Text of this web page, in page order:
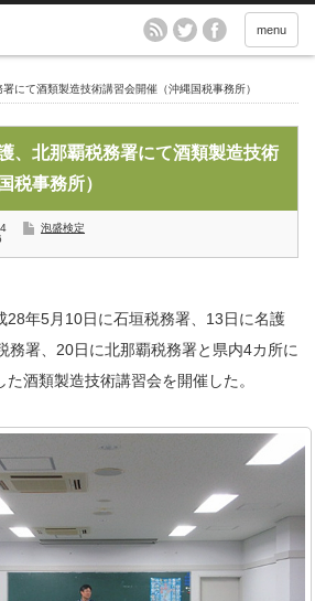
menu
にて酒類製造技術講習会開催（沖縄国税事務所）
、北那覇税務署にて酒類製造技術
税事務所）
泡盛検定
28年5月10日に石垣税務署、13日に名護
務署、20日に北那覇税務署と県内4カ所に
酒類製造技術講習会を開催した。